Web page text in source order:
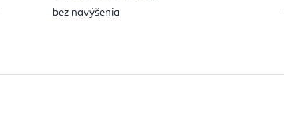
bez navýšenia